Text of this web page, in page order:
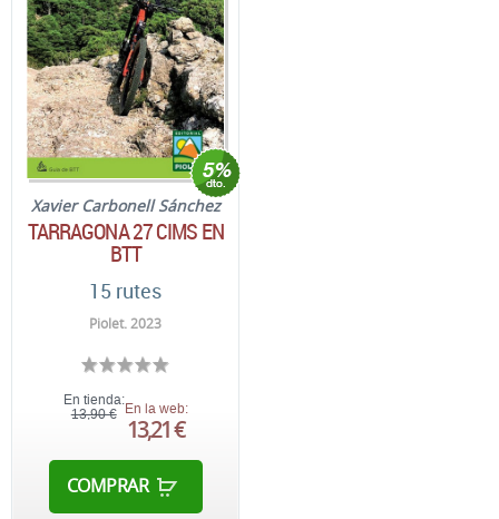
Xavier Carbonell Sánchez
TARRAGONA 27 CIMS EN
BTT
15 rutes
Piolet. 2023
En tienda:
13,90 € En la web:
13,21 €
COMPRAR